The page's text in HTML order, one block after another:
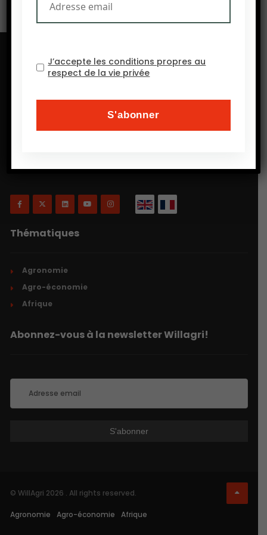
et inclusive.
Thématiques
Agronomie
Agro-économie
Afrique
Abonnez-vous à la newsletter Willagri!
© WillAgri 2026 . All rights reserved.
Agronomie Agro-économie Afrique
J’accepte les conditions propres au
respect de la vie privée